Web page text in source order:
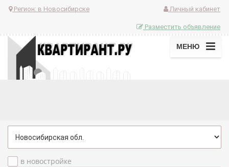
Регион: в Новосибирске Личный кабинет
Разместить объявление
МЕНЮ
в новостройке